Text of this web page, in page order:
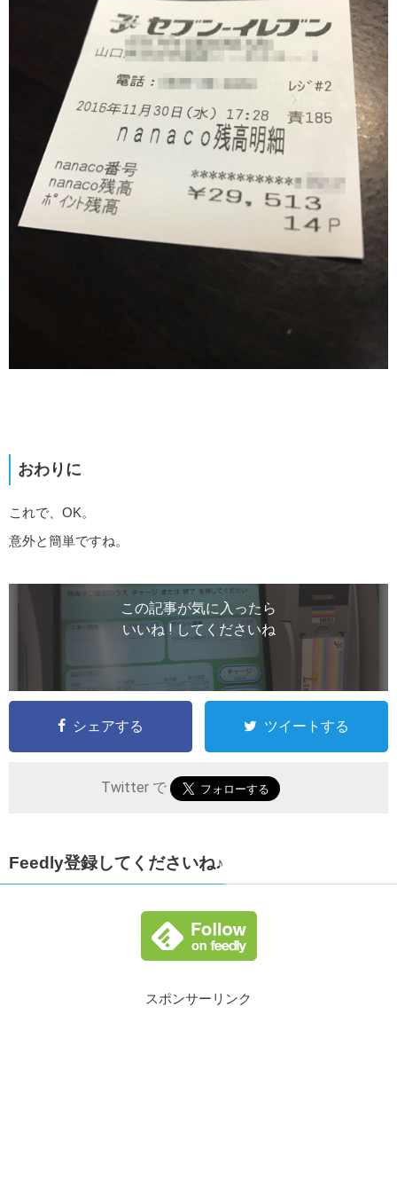
おわりに
これで、OK。
意外と簡単ですね。
この記事が気に入ったら
いいね ! してくださいね
シェアする ツイートする
Twitter で
Feedly登録してくださいね♪
スポンサーリンク